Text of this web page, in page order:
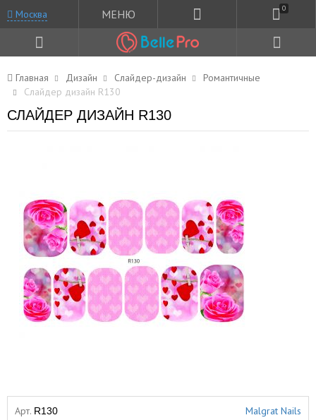
Москва МЕНЮ 0
Главная Дизайн Слайдер-дизайн
Романтичные
Слайдер дизайн R130
СЛАЙДЕР ДИЗАЙН R130
Арт. R130 Malgrat Nails